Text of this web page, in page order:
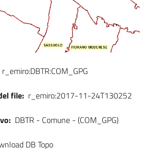
r_emiro:DBTR:COM_GPG
file: r_emiro:2017-11-24T130252
DBTR - Comune - (COM_GPG)
DB Topo